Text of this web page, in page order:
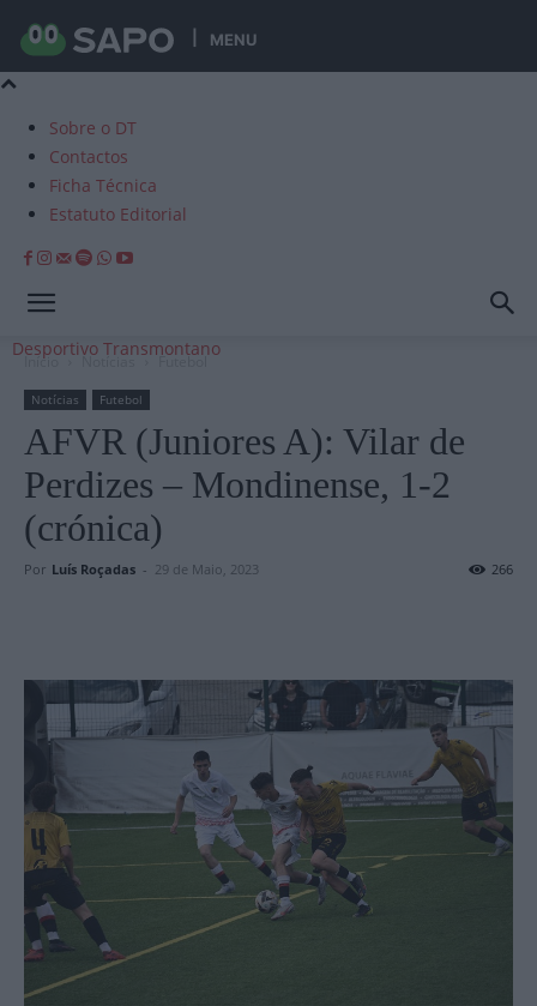
MENU
Sobre o DT
Contactos
Ficha Técnica
Estatuto Editorial
Desportivo Transmontano
Início Notícias Futebol
Notícias Futebol
AFVR (Juniores A): Vilar de
Perdizes – Mondinense, 1-2
(crónica)
Por Luís Roçadas - 29 de Maio, 2023 266